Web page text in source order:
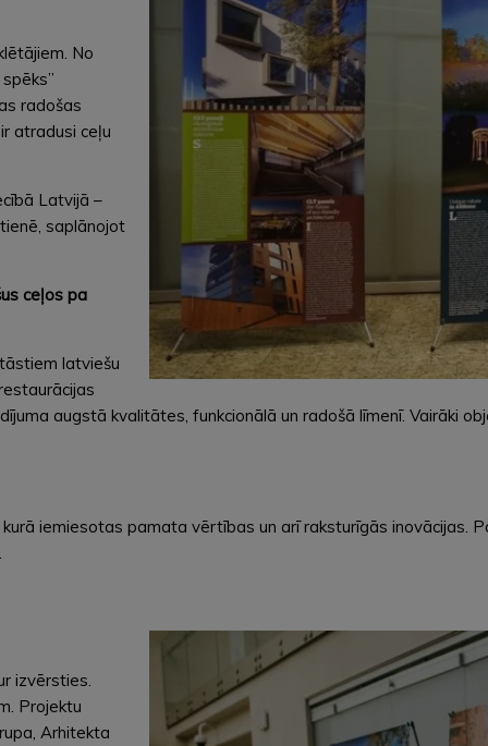
No
radošas
atradusi ceļu
Latvijā –
saplānojot
ceļos pa
latviešu
augstā kvalitātes, funkcionālā un radošā līmenī. Vairāki
iemiesotas pamata vērtības un arī raksturīgās inovācijas.
.
izvērsties.
Projektu
Arhitekta